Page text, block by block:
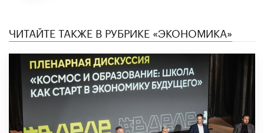
ЧИТАЙТЕ ТАКЖЕ В РУБРИКЕ «ЭКОНОМИКА»